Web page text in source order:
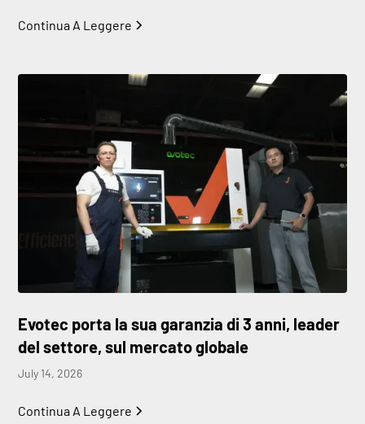
Continua A Leggere
Evotec porta la sua garanzia di 3 anni, leader
del settore, sul mercato globale
July 14, 2026
Continua A Leggere